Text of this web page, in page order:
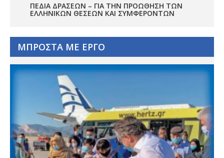
ΠΕΔΊΑ ΔΡΆΣΕΩΝ – ΓΙΑ ΤΗΝ ΠΡΟΏΘΗΣΗ ΤΩΝ
ΕΛΛΗΝΙΚΏΝ ΘΈΣΕΩΝ ΚΑΙ ΣΥΜΦΕΡΌΝΤΩΝ
ΜΠΡΟΣΤΑ ΜΕ ΕΡΓΟ